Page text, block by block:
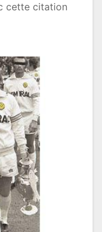
cette citation